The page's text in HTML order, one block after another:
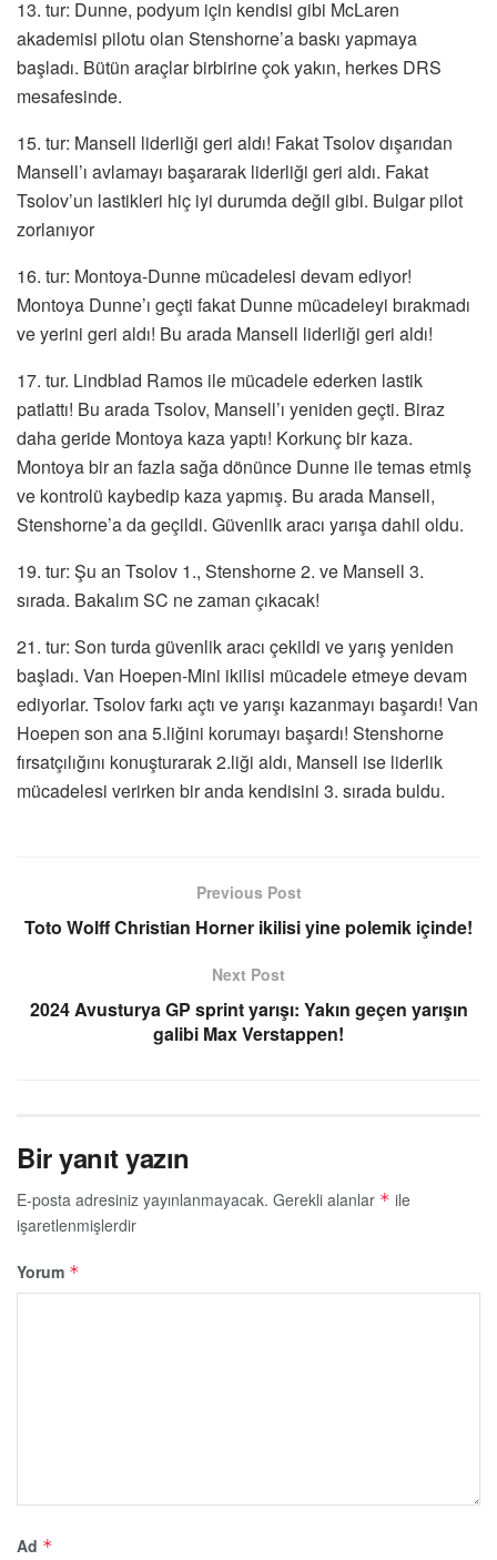
13. tur: Dunne, podyum için kendisi gibi McLaren
akademisi pilotu olan Stenshorne’a baskı yapmaya
başladı. Bütün araçlar birbirine çok yakın, herkes DRS
mesafesinde.
15. tur: Mansell liderliği geri aldı! Fakat Tsolov dışarıdan
Mansell’ı avlamayı başararak liderliği geri aldı. Fakat
Tsolov’un lastikleri hiç iyi durumda değil gibi. Bulgar pilot
zorlanıyor
16. tur: Montoya-Dunne mücadelesi devam ediyor!
Montoya Dunne’ı geçti fakat Dunne mücadeleyi bırakmadı
ve yerini geri aldı! Bu arada Mansell liderliği geri aldı!
17. tur. Lindblad Ramos ile mücadele ederken lastik
patlattı! Bu arada Tsolov, Mansell’ı yeniden geçti. Biraz
daha geride Montoya kaza yaptı! Korkunç bir kaza.
Montoya bir an fazla sağa dönünce Dunne ile temas etmiş
ve kontrolü kaybedip kaza yapmış. Bu arada Mansell,
Stenshorne’a da geçildi. Güvenlik aracı yarışa dahil oldu.
19. tur: Şu an Tsolov 1., Stenshorne 2. ve Mansell 3.
sırada. Bakalım SC ne zaman çıkacak!
21. tur: Son turda güvenlik aracı çekildi ve yarış yeniden
başladı. Van Hoepen-Mini ikilisi mücadele etmeye devam
ediyorlar. Tsolov farkı açtı ve yarışı kazanmayı başardı! Van
Hoepen son ana 5.liğini korumayı başardı! Stenshorne
fırsatçılığını konuşturarak 2.liği aldı, Mansell ise liderlik
mücadelesi verirken bir anda kendisini 3. sırada buldu.
Previous Post
Toto Wolff Christian Horner ikilisi yine polemik içinde!
Next Post
2024 Avusturya GP sprint yarışı: Yakın geçen yarışın
galibi Max Verstappen!
Bir yanıt yazın
E-posta adresiniz yayınlanmayacak. Gerekli alanlar * ile
işaretlenmişlerdir
Yorum *
Ad *